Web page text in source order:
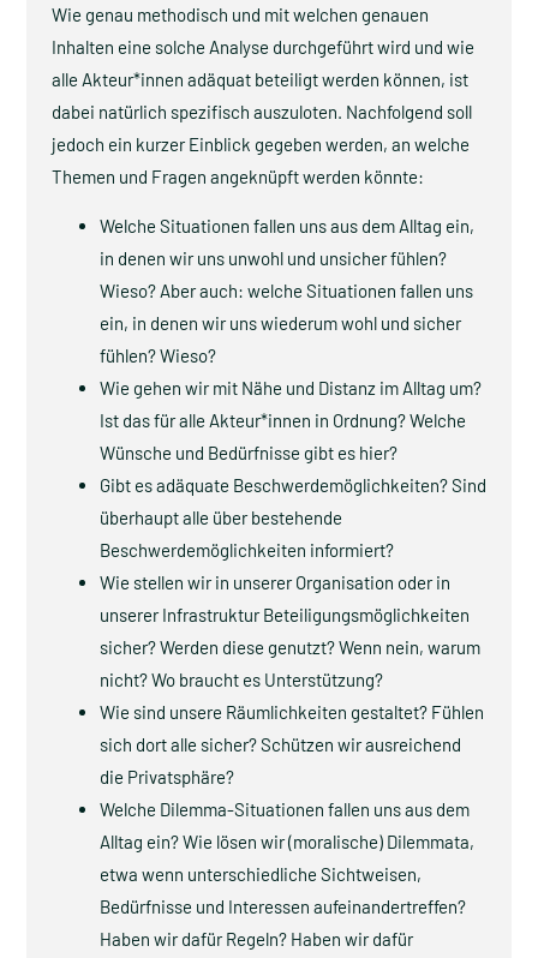
Wie genau methodisch und mit welchen genauen
Inhalten eine solche Analyse durchgeführt wird und wie
alle Akteur*innen adäquat beteiligt werden können, ist
dabei natürlich spezifisch auszuloten. Nachfolgend soll
jedoch ein kurzer Einblick gegeben werden, an welche
Themen und Fragen angeknüpft werden könnte:
Welche Situationen fallen uns aus dem Alltag ein,
in denen wir uns unwohl und unsicher fühlen?
Wieso? Aber auch: welche Situationen fallen uns
ein, in denen wir uns wiederum wohl und sicher
fühlen? Wieso?
Wie gehen wir mit Nähe und Distanz im Alltag um?
Ist das für alle Akteur*innen in Ordnung? Welche
Wünsche und Bedürfnisse gibt es hier?
Gibt es adäquate Beschwerdemöglichkeiten? Sind
überhaupt alle über bestehende
Beschwerdemöglichkeiten informiert?
Wie stellen wir in unserer Organisation oder in
unserer Infrastruktur Beteiligungsmöglichkeiten
sicher? Werden diese genutzt? Wenn nein, warum
nicht? Wo braucht es Unterstützung?
Wie sind unsere Räumlichkeiten gestaltet? Fühlen
sich dort alle sicher? Schützen wir ausreichend
die Privatsphäre?
Welche Dilemma-Situationen fallen uns aus dem
Alltag ein? Wie lösen wir (moralische) Dilemmata,
etwa wenn unterschiedliche Sichtweisen,
Bedürfnisse und Interessen aufeinandertreffen?
Haben wir dafür Regeln? Haben wir dafür